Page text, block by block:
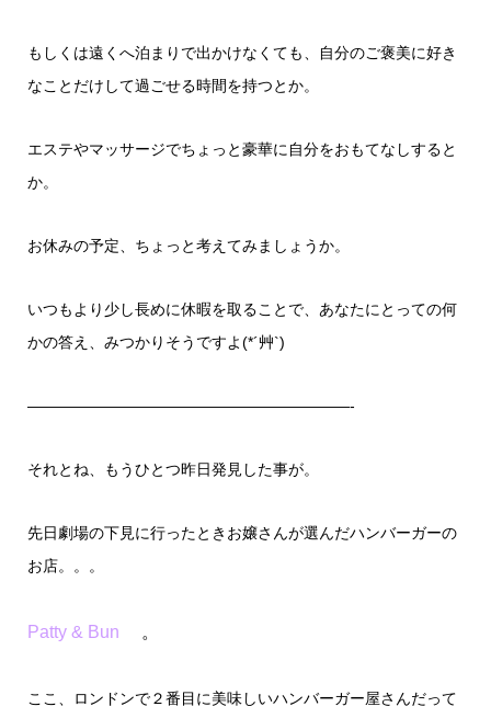
もしくは遠くへ泊まりで出かけなくても、自分のご褒美に好き
なことだけして過ごせる時間を持つとか。
エステやマッサージでちょっと豪華に自分をおもてなしすると
か。
お休みの予定、ちょっと考えてみましょうか。
いつもより少し長めに休暇を取ることで、あなたにとっての何
かの答え、みつかりそうですよ(*´艸`)
—————————————————————-
それとね、もうひとつ昨日発見した事が。
先日劇場の下見に行ったときお嬢さんが選んだハンバーガーの
お店。。。
Patty & Bun 。
ここ、ロンドンで２番目に美味しいハンバーガー屋さんだって